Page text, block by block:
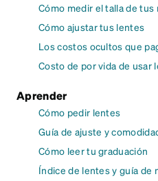
Cómo medir el talla de tus
Cómo ajustar tus lentes
Los costos ocultos que
Costo de por vida de usar
Aprender
Cómo pedir lentes
Guía de ajuste y
Cómo leer tu graduación
Índice de lentes y guía de